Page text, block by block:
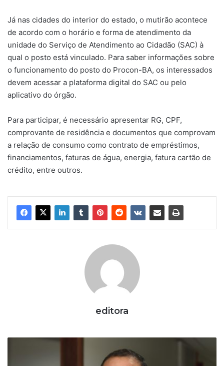
Já nas cidades do interior do estado, o mutirão acontece
de acordo com o horário e forma de atendimento da
unidade do Serviço de Atendimento ao Cidadão (SAC) à
qual o posto está vinculado. Para saber informações sobre
o funcionamento do posto do Procon-BA, os interessados
devem acessar a plataforma digital do SAC ou pelo
aplicativo do órgão.
Para participar, é necessário apresentar RG, CPF,
comprovante de residência e documentos que comprovam
a relação de consumo como contrato de empréstimos,
financiamentos, faturas de água, energia, fatura cartão de
crédito, entre outros.
editora